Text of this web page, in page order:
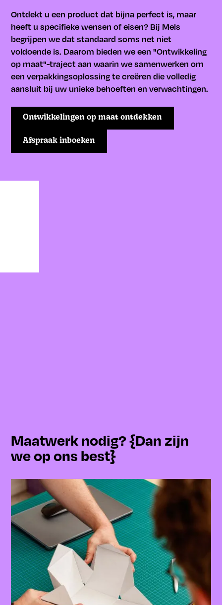
Ontdekt u een product dat bijna perfect is, maar
heeft u specifieke wensen of eisen? Bij Mels
begrijpen we dat standaard soms net niet
voldoende is. Daarom bieden we een "Ontwikkeling
op maat"-traject aan waarin we samenwerken om
een verpakkingsoplossing te creëren die volledig
aansluit bij uw unieke behoeften en verwachtingen.
Ontwikkelingen op maat ontdekken
Afspraak inboeken
Maatwerk nodig? {Dan zijn
we op ons best}